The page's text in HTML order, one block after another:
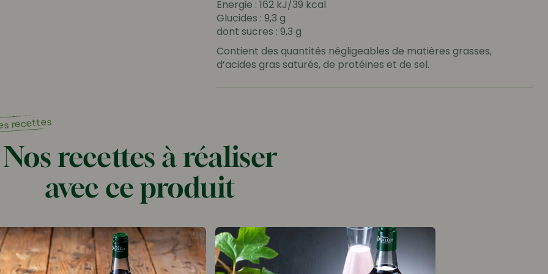
Energie : 162 kJ/39 kcal
Glucides : 9,3 g
dont sucres : 9,3 g
Contient des quantités négligeables de matières grasses,
d’acides gras saturés, de protéines et de sel.
recettes
Nos recettes à réaliser
avec ce produit